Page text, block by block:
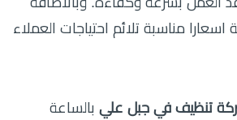
مناسبة تلائم احتياجات العملاء
تنظيف في جبل علي بالساعة